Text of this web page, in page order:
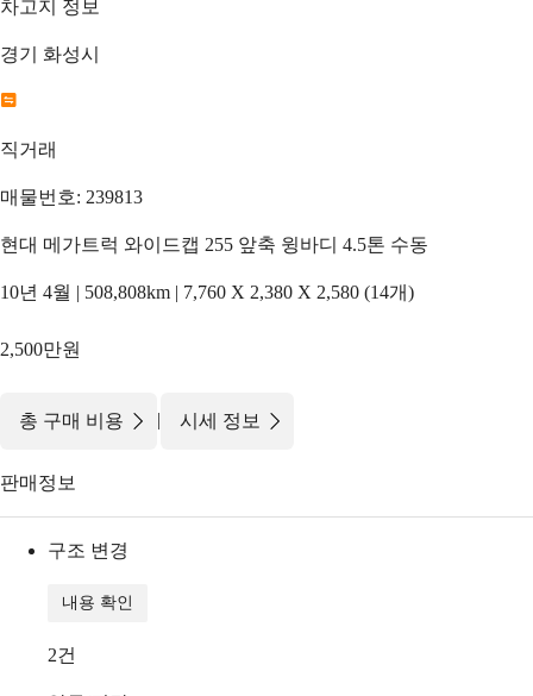
차고지 정보
경기 화성시
직거래
매물번호: 239813
현대 메가트럭 와이드캡 255 앞축 윙바디 4.5톤 수동
10년 4월 | 508,808km | 7,760 X 2,380 X 2,580 (14개)
2,500만원
총 구매 비용 | 시세 정보
판매정보
구조 변경
내용 확인
2건